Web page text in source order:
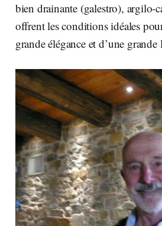
bien drainante (galestro), argilo-
offrent les conditions idéales
grande élégance et d’une